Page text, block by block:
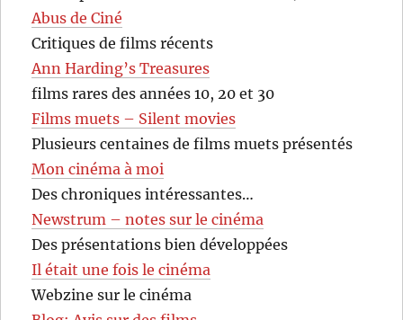
Abus de Ciné
Critiques de films récents
Ann Harding’s Treasures
films rares des années 10, 20 et 30
Films muets – Silent movies
Plusieurs centaines de films muets présentés
Mon cinéma à moi
Des chroniques intéressantes…
Newstrum – notes sur le cinéma
Des présentations bien développées
Il était une fois le cinéma
Webzine sur le cinéma